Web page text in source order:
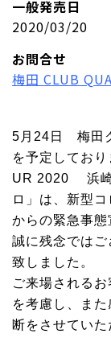
一般発売日
2020/03/20
お問合せ
梅田 CLUB
5月24日 梅田
を予定してお
UR 2020 浜崎
ロ」は、新型
からの緊急事態
誠に残念ではご
致しました。
ご来場される
を考慮し、ま
断をさせていた